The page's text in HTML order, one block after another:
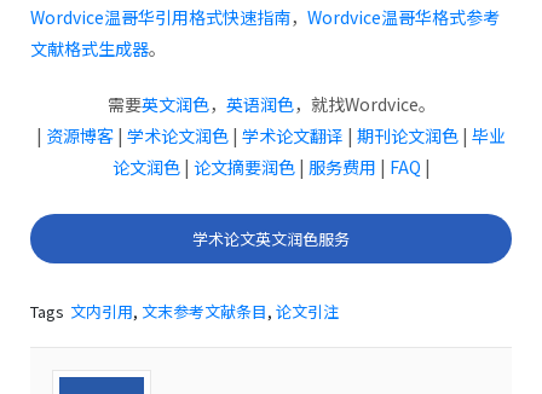
Wordvice温哥华引用格式快速指南， Wordvice温哥华格式参考
文献格式生成器。
需要英文润色， 英语润色，就找Wordvice。
| 资源博客 | 学术论文润色 | 学术论文翻译 | 期刊论文润色 | 毕业
论文润色| 论文摘要润色| 服务费用 | FAQ |
学术论文英文润色服务
Tags 文内引用, 文末参考文献条目, 论文引注